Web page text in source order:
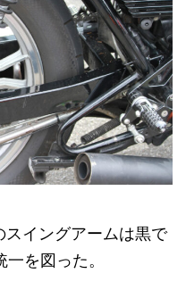
スイングアームは黒で
を図った。